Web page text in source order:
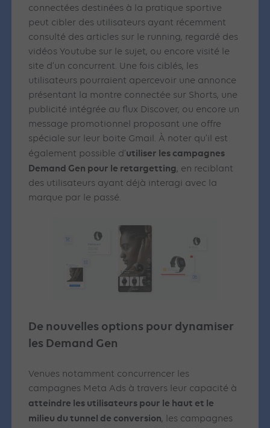
connectées destinées à la pratique sportive
peut cibler des utilisateurs ayant récemment
consulté des articles sur le running, regardé des
vidéos Youtube sur le sujet, ou encore visité le
site d’un concurrent. Une fois ciblés, les
utilisateurs pourraient apercevoir une annonce
présentant la montre connectée sur Shorts, une
publicité intégrée au flux Discover, ou encore un
message promotionnel proposant une offre
spéciale sur leur boite Gmail. À noter qu’il est
également possible d’utiliser les campagnes
Demand Gen pour le retargetting, en reciblant
des utilisateurs ayant déjà interagi avec la
marque par le passé.
De nouvelles options pour dynamiser
les Demand Gen
Venues notamment concurrencer les
campagnes Meta Ads à travers leur capacité à
atteindre les utilisateurs pour le haut et le
milieu du tunnel de conversion, les campagnes